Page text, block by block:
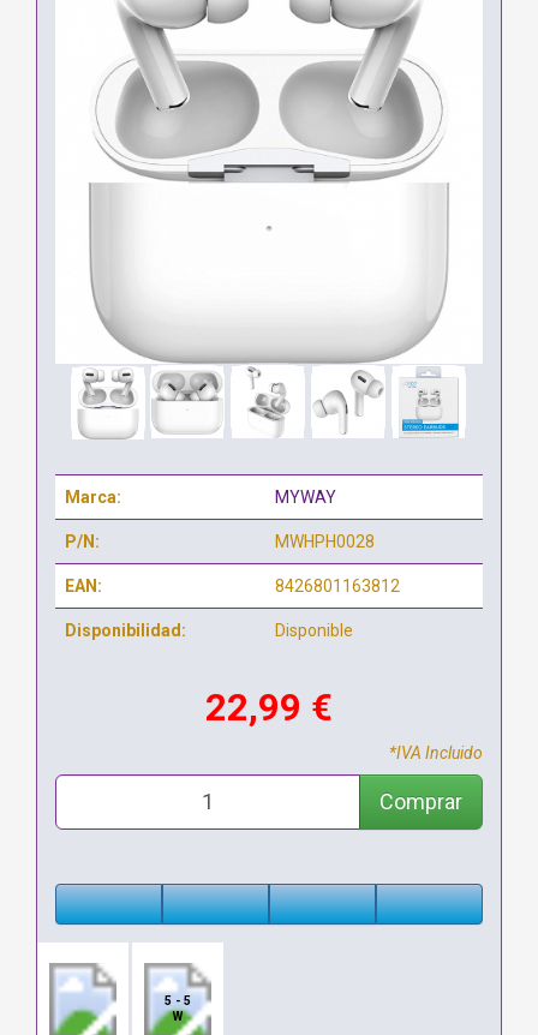
Marca: MYWAY
P/N: MWHPH0028
EAN: 8426801163812
Disponibilidad: Disponible
22,99 €
*IVA Incluido
Comprar
5 - 5
W